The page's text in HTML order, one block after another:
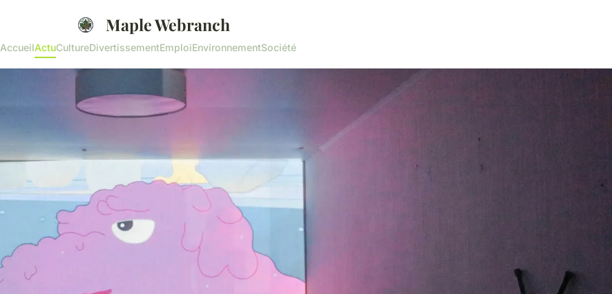
Maple Webranch
AccueilActuCultureDivertissementEmploiEnvironnementSociété